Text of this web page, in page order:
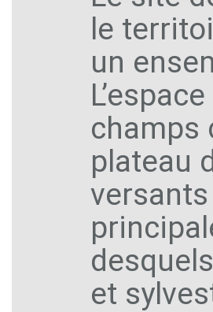
le
un
champs
plateau
et